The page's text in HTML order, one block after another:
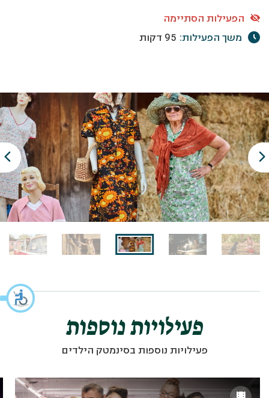
הפעילות הסתיימה
משך הפעילות: 95 דקות
פעילויות נוספות
פעילויות נוספות בסינמטק הילדים